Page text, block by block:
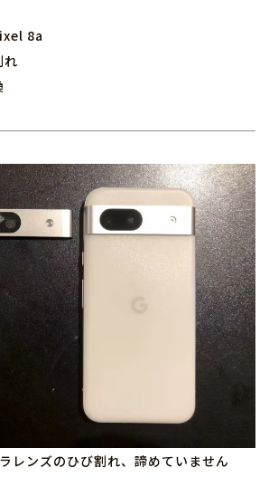
8a
れ
レンズのひび割れ、諦めていません